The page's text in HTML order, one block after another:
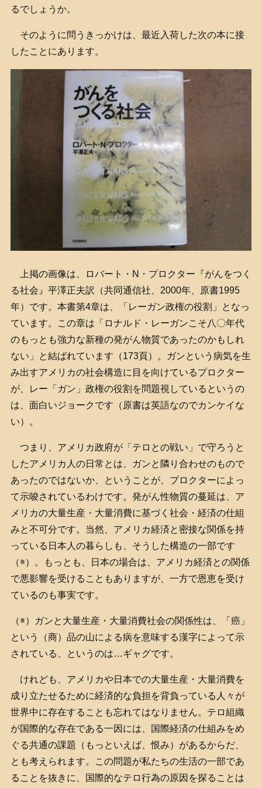
るでしょうか。
そのように問うきっかけは、最近入荷した次の本に接
したことにあります。
上掲の画像は、ロバート・N・プロクター『がんをつく
る社会』平澤正夫訳（共同通信社、2000年、原書1995
年）です。本書第4章は、「レーガン政権の役割」となっ
ています。この章は「ロナルド・レーガンこそ八〇年代
のもっとも強力な新種の発がん物質であったのかもしれ
ない」と結ばれています（173頁）。ガンという病気を生
み出すアメリカの社会構造に目を向けているプロクター
が、レー「ガン」政権の役割を問題視しているというの
は、面白いジョークです（原書は英語なのでカンケイな
い）。
つまり、アメリカ政府が「テロとの戦い」で守ろうと
したアメリカ人の日常とは、ガンと隣り合わせのもので
あったのではないか、ということが、プロクターによっ
て示唆されているわけです。発がん性物質の蔓延は、ア
メリカの大量生産・大量消費に基づく社会・経済の仕組
みと不可分です。当然、アメリカ経済と密接な関係を持
っている日本人の暮らしも、そうした構造の一部です
（※）。もっとも、日本の場合は、アメリカ経済との関係
で悪影響を受けることもありますが、一方で恩恵を受け
ているのも事実です。
（※）ガンと大量生産・大量消費社会の関係性は、「癌」
という（商）品の山による病を意味する漢字によって示
されている、というのは…ギャグです。
けれども、アメリカや日本での大量生産・大量消費を
成り立たせるために経済的な負担を背負っている人々が
世界中に存在することも忘れてはなりません。テロ組織
が国際的な存在である一因には、国際経済の仕組みをめ
ぐる共通の課題（もっといえば、恨み）があるからだ、
とも考えられます。この問題が私たちの生活の一部であ
ることを抜きに、国際的なテロ行為の原因を探ることは